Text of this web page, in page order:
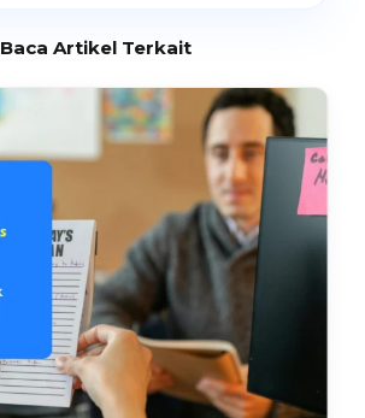
Baca Artikel Terkait